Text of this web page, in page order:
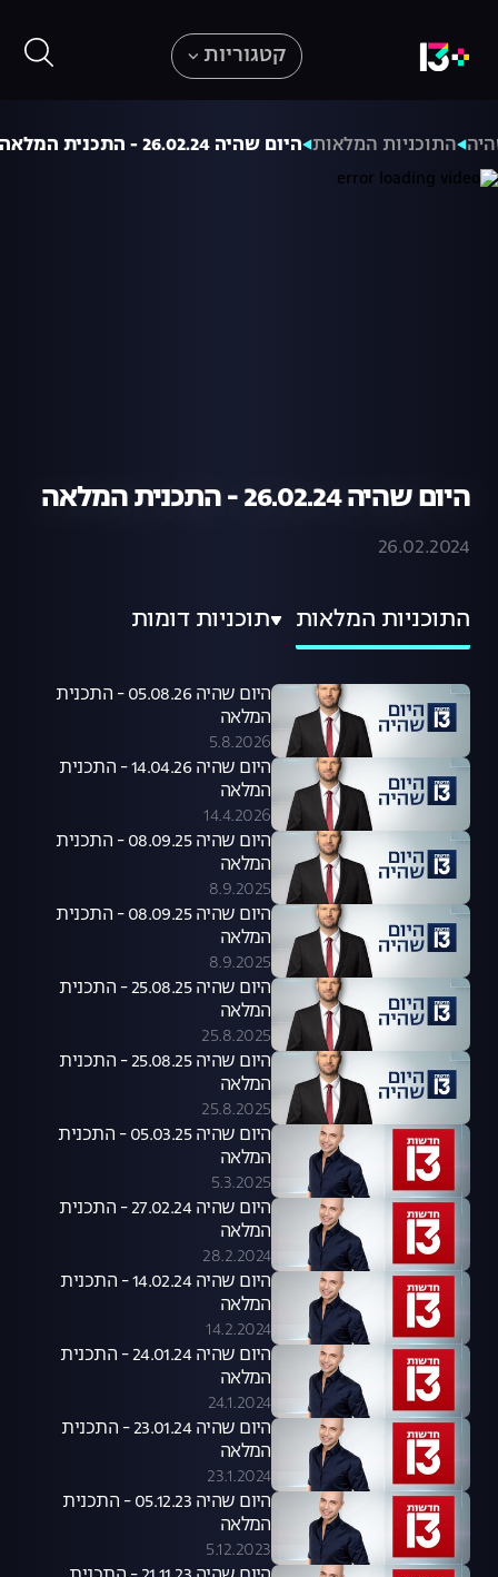
קטגוריות
התוכניות המלאות היום שהיה 26.02.24 - התכנית המלאה
היום שהיה 26.02.24 - התכנית המלאה
26.02.2024
התוכניות המלאות תוכניות דומות
היום שהיה 05.08.26 - התכנית
המלאה
5.8.2026
היום שהיה 14.04.26 - התכנית
המלאה
14.4.2026
היום שהיה 08.09.25 - התכנית
המלאה
8.9.2025
היום שהיה 08.09.25 - התכנית
המלאה
8.9.2025
היום שהיה 25.08.25 - התכנית
המלאה
25.8.2025
היום שהיה 25.08.25 - התכנית
המלאה
25.8.2025
היום שהיה 05.03.25 - התכנית
המלאה
5.3.2025
היום שהיה 27.02.24 - התכנית
המלאה
28.2.2024
היום שהיה 14.02.24 - התכנית
המלאה
14.2.2024
היום שהיה 24.01.24 - התכנית
המלאה
24.1.2024
היום שהיה 23.01.24 - התכנית
המלאה
23.1.2024
היום שהיה 05.12.23 - התכנית
המלאה
5.12.2023